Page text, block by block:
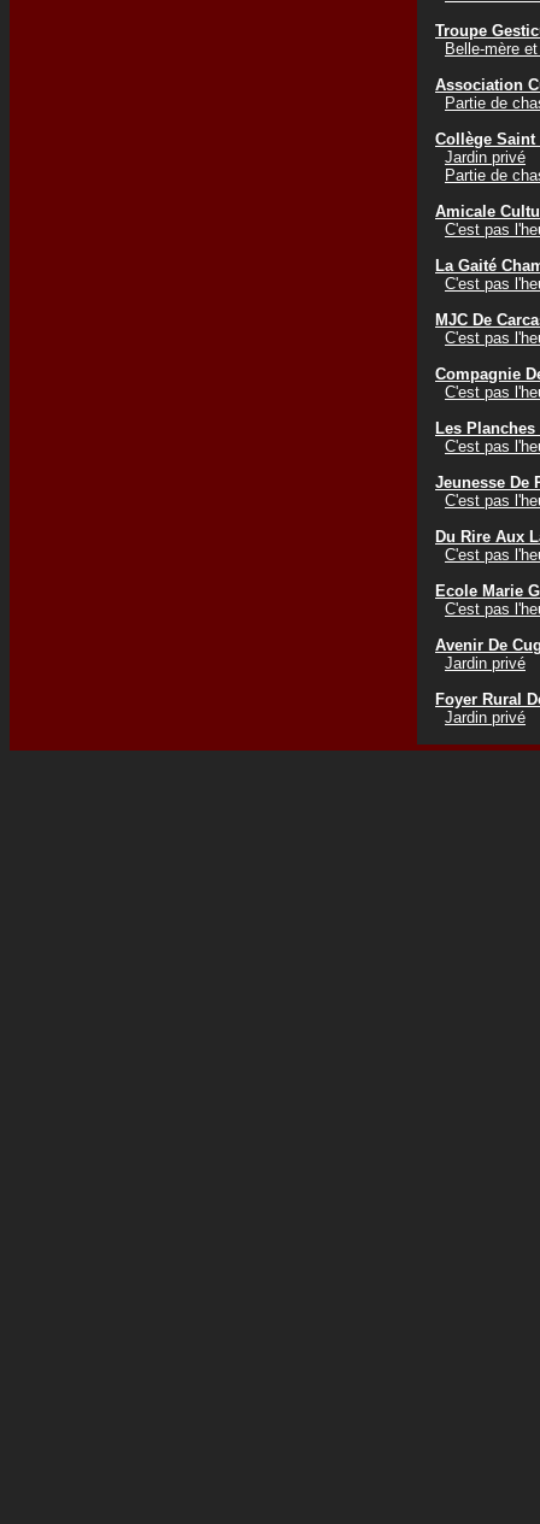
Troupe
Belle-mère
Association
Partie de
Collège
Jardin privé
Partie de
Amicale
C'est pas
La Gaité
C'est pas
MJC De
C'est pas
Compagnie
C'est pas
Les Planches
C'est pas
Jeunesse De
C'est pas
Du Rire Aux
C'est pas
Ecole Marie
C'est pas
Avenir De
Jardin privé
Foyer Rural
Jardin privé